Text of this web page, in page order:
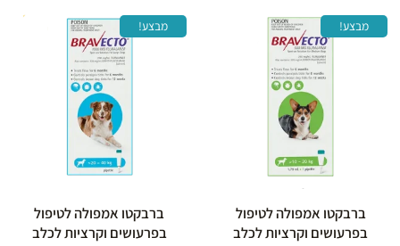
מבצע!
ברבקטו אמפולה לטיפול
בפרעושים וקרציות לכלב
המחיר
המקורי
היה:
279.00 ₪.
מבצע!
ברבקטו אמפולה לטיפול
בפרעושים וקרציות לכלב
המחיר
המקורי
היה:
289.00 ₪.
המחיר